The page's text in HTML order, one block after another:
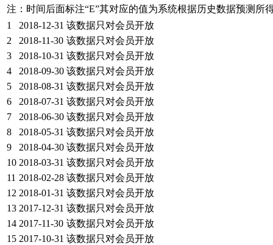
注：时间后面标注“E”其对应的值为系统根据历史数据预测所
1
2018-12-31 该数据只对会员开放
2
2018-11-30 该数据只对会员开放
3
2018-10-31 该数据只对会员开放
4
2018-09-30 该数据只对会员开放
5
2018-08-31 该数据只对会员开放
6
2018-07-31 该数据只对会员开放
7
2018-06-30 该数据只对会员开放
8
2018-05-31 该数据只对会员开放
9
2018-04-30 该数据只对会员开放
10 2018-03-31 该数据只对会员开放
11 2018-02-28 该数据只对会员开放
12 2018-01-31 该数据只对会员开放
13 2017-12-31 该数据只对会员开放
14 2017-11-30 该数据只对会员开放
15 2017-10-31 该数据只对会员开放